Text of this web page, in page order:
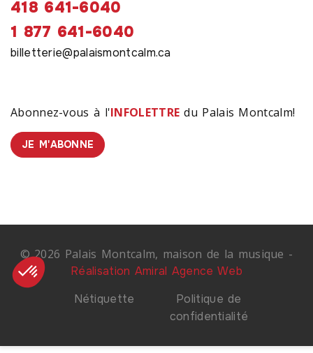
Abonnez-vous à l'INFOLETTRE du Palais Montcalm!
JE M'ABONNE
418 641-6040
1 877 641-6040
billetterie@palaismontcalm.ca
© 2026 Palais Montcalm, maison de la musique -
Réalisation Amiral Agence Web
Nétiquette
Politique de
confidentialité